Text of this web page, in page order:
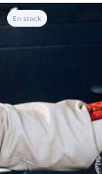
navy/blanc style teddy
289,00 €
En stock